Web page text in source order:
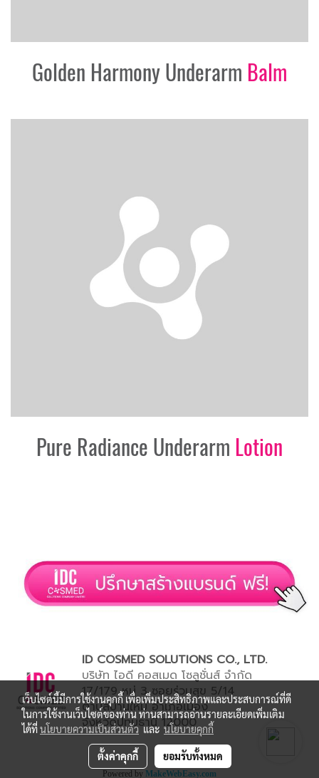
Golden Harmony Underarm Balm
Pure Radiance Underarm Lotion
ID COSMED SOLUTIONS CO., LTD.
บริษัท ไอดี คอสเมด โซลูชั่นส์ จำกัด
17/179 หมู่ 3 ซอยร่วมสุข 5/14
ตำบลบ้านใหม่ อำเภอเมือง
จังหวัดปทุมธานี 12000
Powered by MakeWebEasy.com
เว็บไซต์นี้มีการใช้งานคุกกี้ เพื่อเพิ่มประสิทธิภาพและประสบการณ์ที่ดี
ในการใช้งานเว็บไซต์ของท่าน ท่านสามารถอ่านรายละเอียดเพิ่มเติม
ได้ที่นโยบายความเป็นส่วนตัวและ นโยบายคุกกี้
ตั้งค่าคุกกี้ ยอมรับทั้งหมด